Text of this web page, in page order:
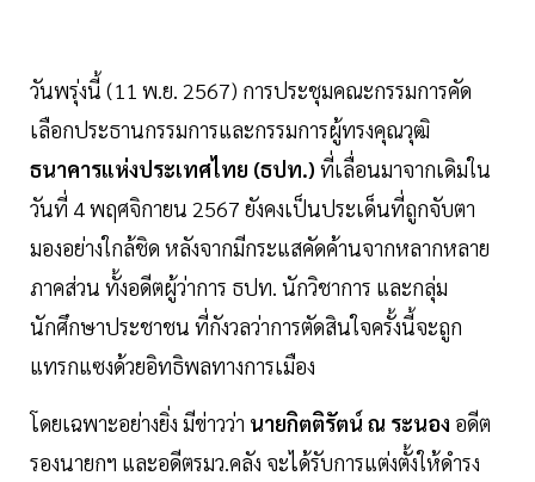
วันพรุ่งนี้ (11 พ.ย. 2567) การประชุมคณะกรรมการคัด
เลือกประธานกรรมการและกรรมการผู้ทรงคุณวุฒิ
ธนาคารแห่งประเทศไทย (ธปท.) ที่เลื่อนมาจากเดิมใน
วันที่ 4 พฤศจิกายน 2567 ยังคงเป็นประเด็นที่ถูกจับตา
มองอย่างใกล้ชิด หลังจากมีกระแสคัดค้านจากหลากหลาย
ภาคส่วน ทั้งอดีตผู้ว่าการ ธปท. นักวิชาการ และกลุ่ม
นักศึกษาประชาชน ที่กังวลว่าการตัดสินใจครั้งนี้จะถูก
แทรกแซงด้วยอิทธิพลทางการเมือง
โดยเฉพาะอย่างยิ่ง มีข่าวว่า นายกิตติรัตน์ ณ ระนอง อดีต
รองนายกฯ และอดีตรมว.คลัง จะได้รับการแต่งตั้งให้ดำรง